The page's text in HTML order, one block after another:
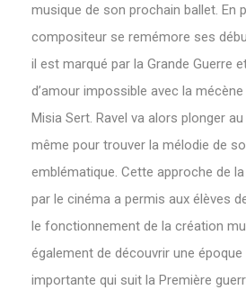
musique de son prochain ballet. En
compositeur se remémore ses
il est marqué par la Grande Guerre
d’amour impossible avec la
Misia Sert. Ravel va alors plonger
même pour trouver la mélodie de
emblématique. Cette approche de
par le cinéma a permis aux élèves
le fonctionnement de la création
également de découvrir une
importante qui suit la Première